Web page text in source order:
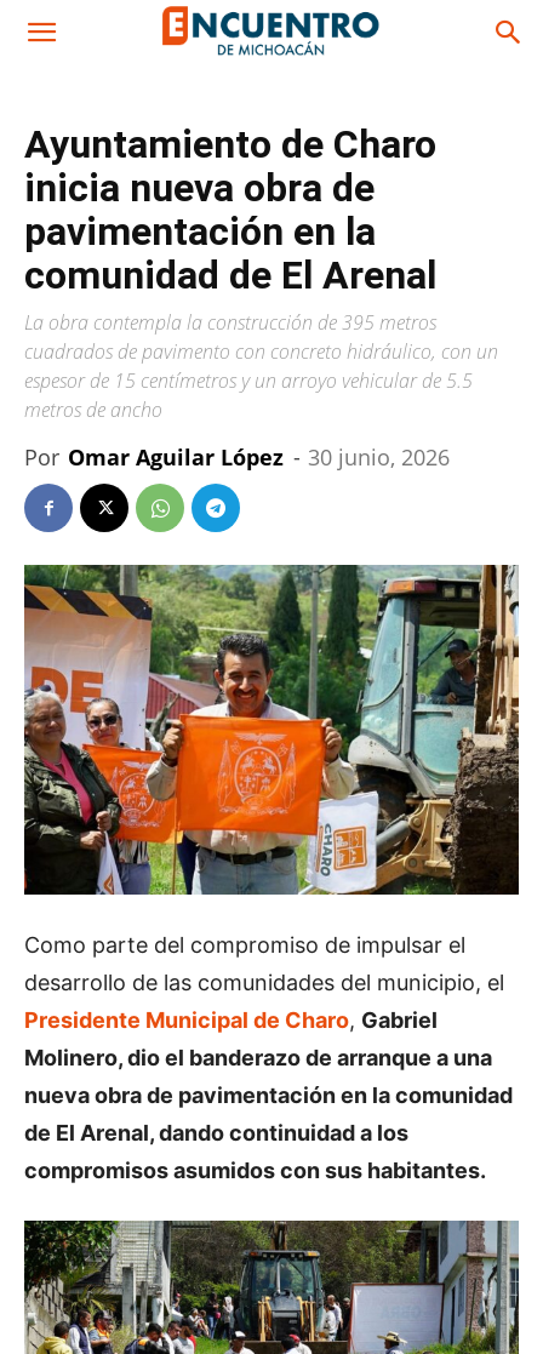
Ayuntamiento de Charo
inicia nueva obra de
pavimentación en la
comunidad de El Arenal
La obra contempla la construcción de 395 metros
cuadrados de pavimento con concreto hidráulico, con un
espesor de 15 centímetros y un arroyo vehicular de 5.5
metros de ancho
Por Omar Aguilar López - 30 junio, 2026
Como parte del compromiso de impulsar el
desarrollo de las comunidades del municipio, el
Presidente Municipal de Charo, Gabriel
Molinero, dio el banderazo de arranque a una
nueva obra de pavimentación en la comunidad
de El Arenal, dando continuidad a los
compromisos asumidos con sus habitantes.